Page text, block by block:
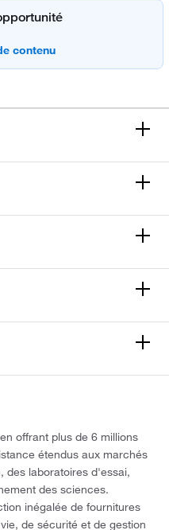
offrant plus de 6 millions
étendus aux marchés
des laboratoires d'essai,
des sciences.
inégalée de fournitures
de sécurité et de gestion